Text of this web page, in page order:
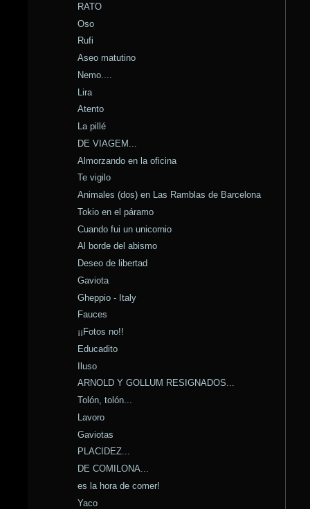
RATO
Oso
Rufi
Aseo matutino
Nemo....
Lira
Atento
La pillé
DE VIAGEM...
Almorzando en la oficina
Te vigilo
Animales (dos) en Las Ramblas de Barcelona
Tokio en el páramo
Cuando fui un unicornio
Al borde del abismo
Deseo de libertad
Gaviota
Gheppio - Italy
Fauces
¡¡Fotos no!!
Educadito
Iluso
ARNOLD Y GOLLUM RESIGNADOS...
Tolón, tolón...
Lavoro
Gaviotas
PLACIDEZ...
DE COMILONA...
es la hora de comer!
Yaco